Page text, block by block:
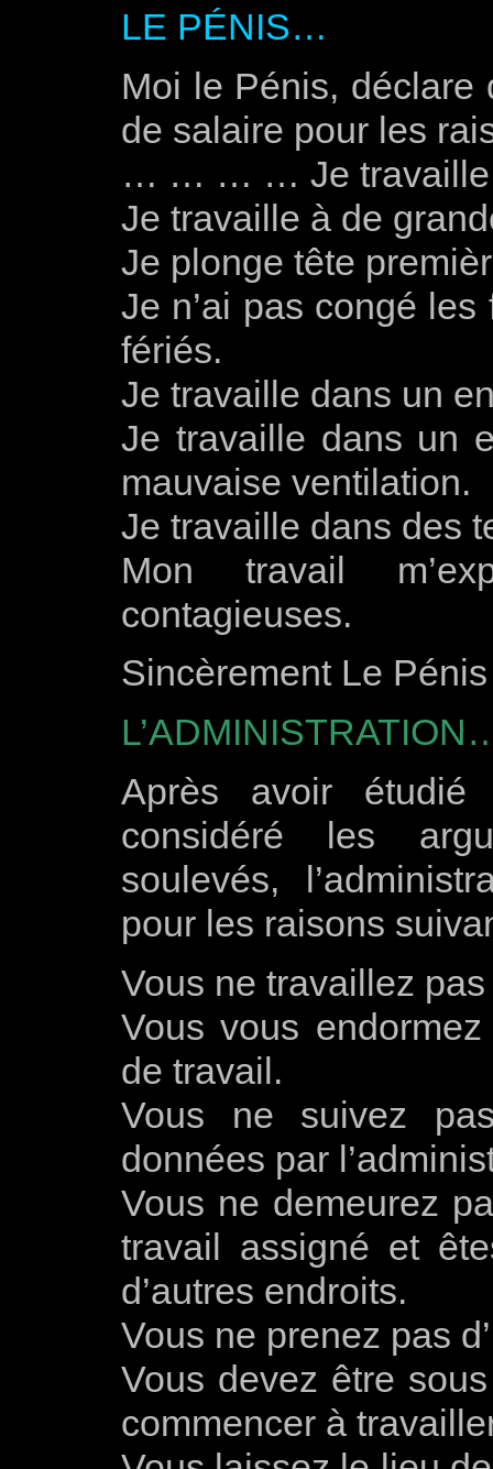
LE PÉNIS…
Moi le Pénis, déclare
de salaire pour les
… … … … Je travaille
Je travaille à de
Je plonge tête
Je n’ai pas congé
fériés.
Je travaille dans un
Je travaille dans un
mauvaise ventilation.
Je travaille dans des
Mon travail
contagieuses.
Sincèrement Le
Après avoir
considéré les
soulevés,
pour les raisons
Vous ne travaillez
Vous vous
de travail.
Vous ne suivez
données par
Vous ne demeurez
travail assigné et
d’autres endroits.
Vous ne prenez pas
Vous devez être
commencer à